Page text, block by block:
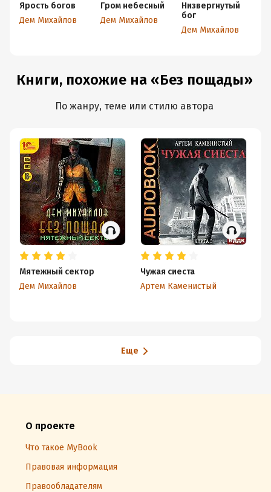
Ярость богов
Дем Михайлов
Гром небесный
Дем Михайлов
Низвергнутый
бог
Дем Михайлов
Книги, похожие на «Без пощады»
По жанру, теме или стилю автора
Мятежный сектор
Дем Михайлов
Чужая сиеста
Артем Каменистый
Еще
О проекте
Что такое MyBook
Правовая информация
Правообладателям